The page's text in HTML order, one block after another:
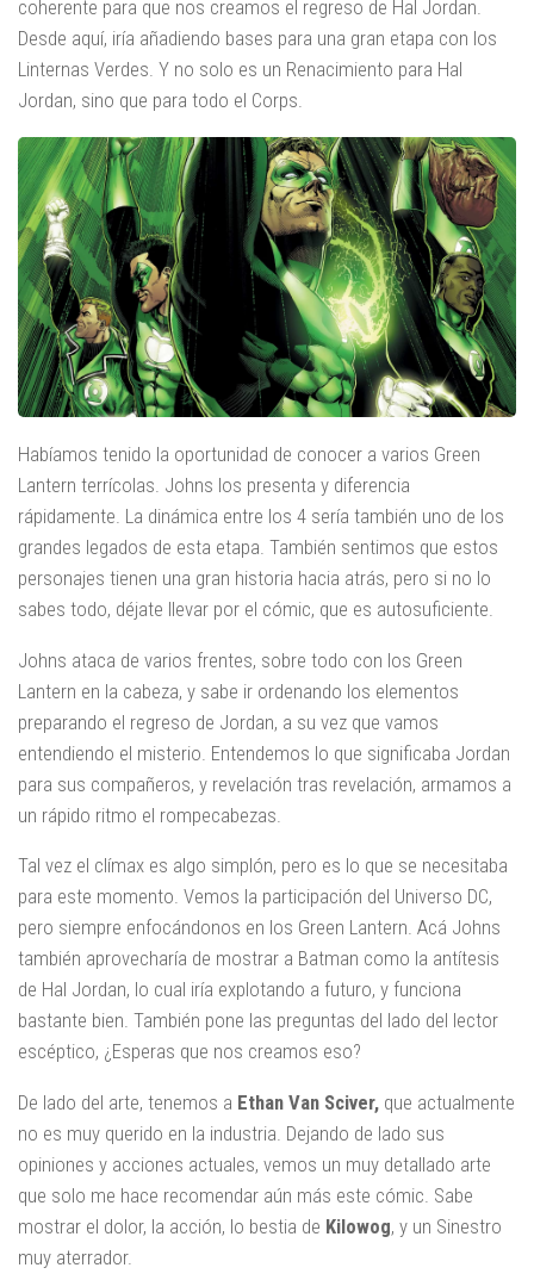
coherente para que nos creamos el regreso de Hal Jordan.
Desde aquí, iría añadiendo bases para una gran etapa con los
Linternas Verdes. Y no solo es un Renacimiento para Hal
Jordan, sino que para todo el Corps.
Habíamos tenido la oportunidad de conocer a varios Green
Lantern terrícolas. Johns los presenta y diferencia
rápidamente. La dinámica entre los 4 sería también uno de los
grandes legados de esta etapa. También sentimos que estos
personajes tienen una gran historia hacia atrás, pero si no lo
sabes todo, déjate llevar por el cómic, que es autosuficiente.
Johns ataca de varios frentes, sobre todo con los Green
Lantern en la cabeza, y sabe ir ordenando los elementos
preparando el regreso de Jordan, a su vez que vamos
entendiendo el misterio. Entendemos lo que significaba Jordan
para sus compañeros, y revelación tras revelación, armamos a
un rápido ritmo el rompecabezas.
Tal vez el clímax es algo simplón, pero es lo que se necesitaba
para este momento. Vemos la participación del Universo DC,
pero siempre enfocándonos en los Green Lantern. Acá Johns
también aprovecharía de mostrar a Batman como la antítesis
de Hal Jordan, lo cual iría explotando a futuro, y funciona
bastante bien. También pone las preguntas del lado del lector
escéptico, ¿Esperas que nos creamos eso?
De lado del arte, tenemos a Ethan Van Sciver, que actualmente
no es muy querido en la industria. Dejando de lado sus
opiniones y acciones actuales, vemos un muy detallado arte
que solo me hace recomendar aún más este cómic. Sabe
mostrar el dolor, la acción, lo bestia de Kilowog, y un Sinestro
muy aterrador.